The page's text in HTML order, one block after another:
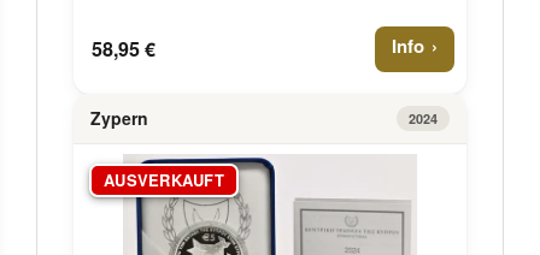
58,95 € Info
Zypern 2024
AUSVERKAUFT